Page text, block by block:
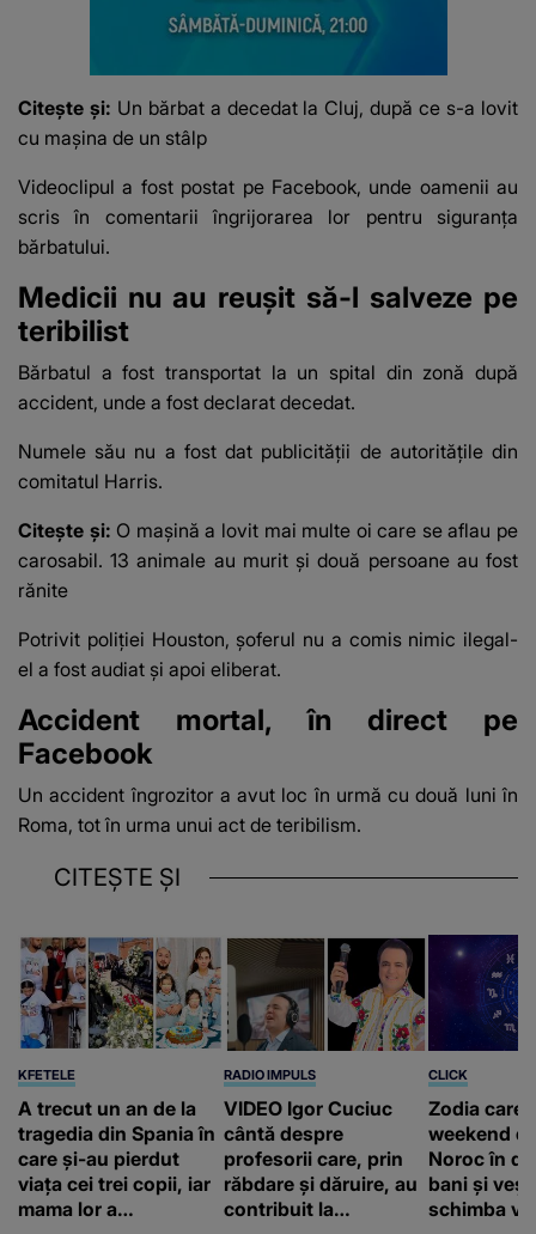
Citește și: Un bărbat a decedat la Cluj, după ce s-a lovit
cu maşina de un stâlp
Videoclipul a fost postat pe Facebook, unde oamenii au
scris în comentarii îngrijorarea lor pentru siguranța
bărbatului.
Medicii nu au reușit să-l salveze pe
teribilist
Bărbatul a fost transportat la un spital din zonă după
accident, unde a fost declarat decedat.
Numele său nu a fost dat publicității de autoritățile din
comitatul Harris.
Citește și: O maşină a lovit mai multe oi care se aflau pe
carosabil. 13 animale au murit și două persoane au fost
rănite
Potrivit poliției Houston, șoferul nu a comis nimic ilegal-
el a fost audiat și apoi eliberat.
Accident mortal, în direct pe
Facebook
Un accident îngrozitor a avut loc în urmă cu două luni în
Roma, tot în urma unui act de teribilism.
CITEȘTE ȘI
KFETELE
A trecut un an de la
tragedia din Spania în
care și-au pierdut
viața cei trei copii, iar
mama lor a…
RADIO IMPULS
VIDEO Igor Cuciuc
cântă despre
profesorii care, prin
răbdare și dăruire, au
contribuit la
CLICK
Zodia care
weekend
Noroc în
bani și
schimba